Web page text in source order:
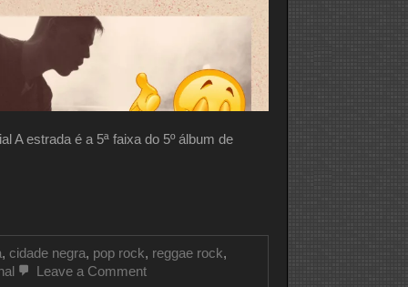
A estrada é a 5ª faixa do 5º álbum de
, cidade negra, pop rock, reggae rock,
Leave a Commenton